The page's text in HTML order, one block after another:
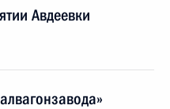
Авдеевки